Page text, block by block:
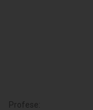
Profese: